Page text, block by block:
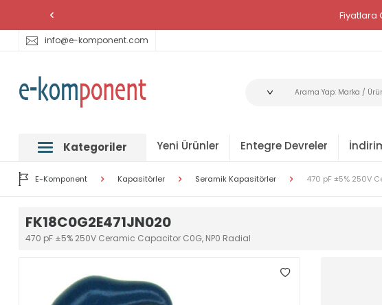
Fiyatlara
info@e-komponent.com
Kategoriler Yeni Ürünler Entegre Devreler
E-Komponent Kapasitörler Seramik Kapasitörler 470 pF ±5% 250V
FK18C0G2E471JN020
470 pF ±5% 250V Ceramic Capacitor C0G, NP0 Radial